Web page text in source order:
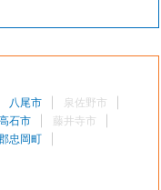
八尾市
泉佐野市
石市
藤井寺市
忠岡町